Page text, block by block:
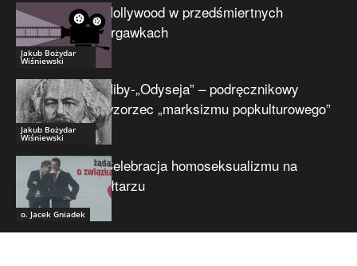
Jakub Bożydar
Wiśniewski
Hollywood w przedśmiertnych
drgawkach
Jakub Bożydar
Wiśniewski
Niby-„Odyseja” – podręcznikowy
wzorzec „marksizmu popkulturowego”
o. Jacek Gniadek
Celebracja homoseksualizmu na
ołtarzu